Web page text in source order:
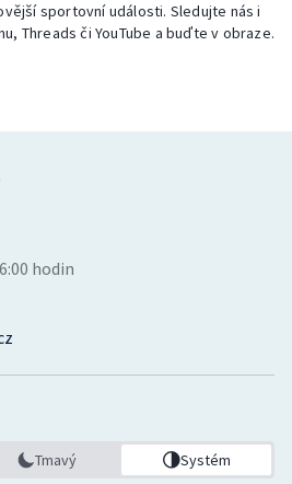
sportovní události. Sledujte nás i
Threads či YouTube a buďte v obraze.
hodin
Tmavý Systém